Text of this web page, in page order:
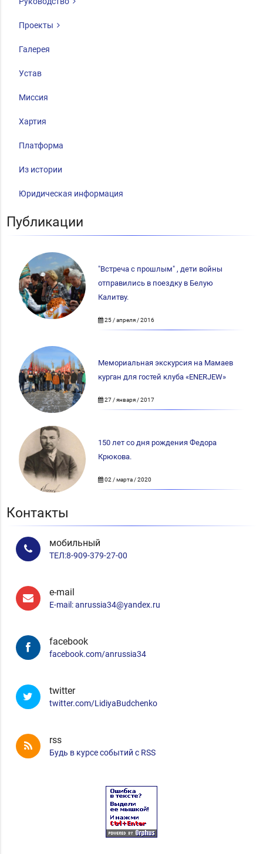
Проекты
Галерея
Устав
Миссия
Хартия
Платформа
Из истории
Юридическая информация
Публикации
"Встреча с прошлым" , дети войны
отправились в поездку в Белую
Калитву.
25 / апреля / 2016
Мемориальная экскурсия на Мамаев
курган для гостей клуба «ENERJEW»
27 / января / 2017
150 лет со дня рождения Федора
Крюкова.
02 / марта / 2020
Контакты
мобильный
ТЕЛ:8-909-379-27-00
e-mail
E-mail: anrussia34@yandex.ru
facebook
facebook.com/anrussia34
twitter
twitter.com/LidiyaBudchenko
rss
Будь в курсе событий с RSS